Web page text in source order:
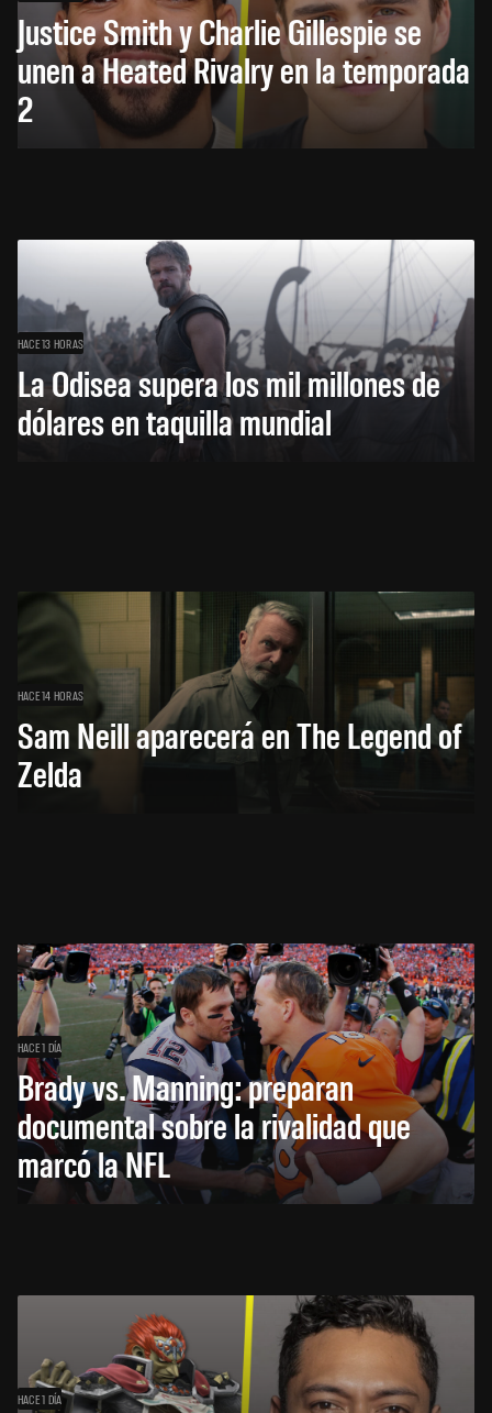
Justice Smith y Charlie Gillespie se
unen a Heated Rivalry en la temporada
2
HACE 13 HORAS
La Odisea supera los mil millones de
dólares en taquilla mundial
HACE 14 HORAS
Sam Neill aparecerá en The Legend of
Zelda
HACE 1 DÍA
Brady vs. Manning: preparan
documental sobre la rivalidad que
marcó la NFL
HACE 1 DÍA